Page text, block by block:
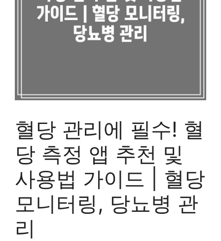
혈당 관리에 필수! 혈
당 측정 앱 추천 및
사용법 가이드 | 혈당
모니터링, 당뇨병 관
리